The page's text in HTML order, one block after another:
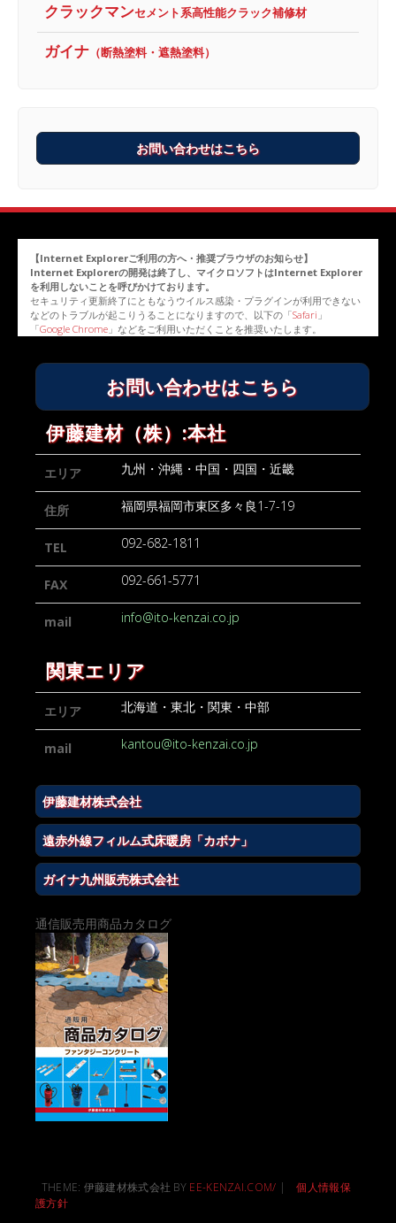
クラックマンセメント系高性能クラック補修材
ガイナ （断熱塗料・遮熱塗料）
お問い合わせはこちら
【Internet Explorerご利用の方へ・推奨ブラウザのお知らせ】
Internet Explorerの開発は終了し、マイクロソフトはInternet Explorer
を利用しないことを呼びかけております。
セキュリティ更新終了にともなうウイルス感染・プラグインが利用できない
などのトラブルが起こりうることになりますので、以下の「Safari 」
「Google Chrome 」などをご利用いただくことを推奨いたします。
お問い合わせはこちら
伊藤建材（株）:本社
エリア 九州・沖縄・中国・四国・近畿
住所 福岡県福岡市東区多々良1-7-19
TEL 092-682-1811
FAX 092-661-5771
mail info@ito-kenzai.co.jp
関東エリア
エリア 北海道・東北・関東・中部
mail kantou@ito-kenzai.co.jp
伊藤建材株式会社
遠赤外線フィルム式床暖房「カボナ」
ガイナ九州販売株式会社
通信販売用商品カタログ
THEME: 伊藤建材株式会社 BY EE-KENZAI.COM/ |個人情報保
護方針